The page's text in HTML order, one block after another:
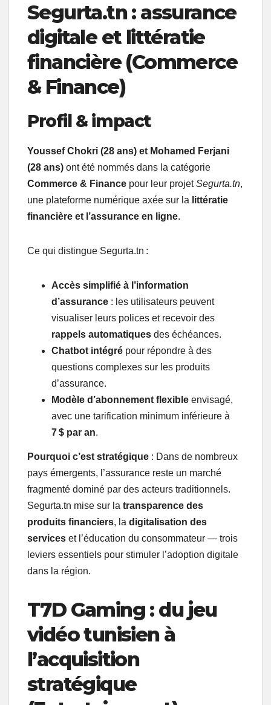
Segurta.tn : assurance
digitale et littératie
financière (Commerce
& Finance)
Profil & impact
Youssef Chokri (28 ans) et Mohamed Ferjani
(28 ans) ont été nommés dans la catégorie
Commerce & Finance pour leur projetSegurta.tn,
une plateforme numérique axée sur la littératie
financière et l’assurance en ligne.
Ce qui distingue Segurta.tn :
Accès simplifié à l’information
d’assurance : les utilisateurs peuvent
visualiser leurs polices et recevoir des
rappels automatiques des échéances.
Chatbot intégré pour répondre à des
questions complexes sur les produits
d’assurance.
Modèle d’abonnement flexible envisagé,
avec une tarification minimum inférieure à
7 $ par an.
Pourquoi c’est stratégique : Dans de nombreux
pays émergents, l’assurance reste un marché
fragmenté dominé par des acteurs traditionnels.
Segurta.tn mise sur la transparence des
produits financiers, la digitalisation des
services et l’éducation du consommateur — trois
leviers essentiels pour stimuler l’adoption digitale
dans la région.
T7D Gaming : du jeu
vidéo tunisien à
l’acquisition
stratégique